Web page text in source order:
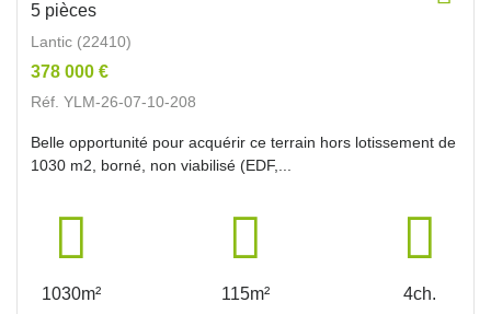
5 pièces
Lantic (22410)
378 000 €
Réf. YLM-26-07-10-208
Belle opportunité pour acquérir ce terrain hors lotissement de
1030 m2, borné, non viabilisé (EDF,...
1030m² 115m² 4ch.